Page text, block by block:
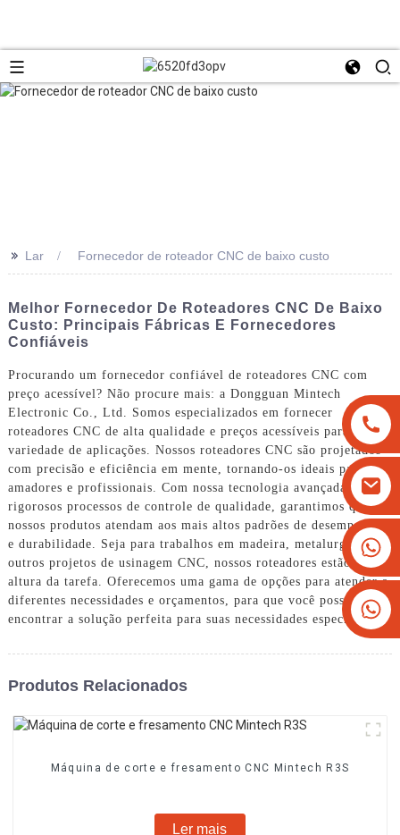
+8613825779334
+16266628193
>> Lar Fornecedor de roteador CNC de baixo custo
Melhor Fornecedor De Roteadores CNC De Baixo
Custo: Principais Fábricas E Fornecedores
Confiáveis
Procurando um fornecedor confiável de roteadores CNC com
preço acessível? Não procure mais: a Dongguan Mintech
Electronic Co., Ltd. Somos especializados em fornecer
roteadores CNC de alta qualidade e preços acessíveis para uma
variedade de aplicações. Nossos roteadores CNC são projetados
com precisão e eficiência em mente, tornando-os ideais para
amadores e profissionais. Com nossa tecnologia avançada e
rigorosos processos de controle de qualidade, garantimos que
nossos produtos atendam aos mais altos padrões de desempenho
e durabilidade. Seja para trabalhos em madeira, metalurgia ou
outros projetos de usinagem CNC, nossos roteadores estão à
altura da tarefa. Oferecemos uma gama de opções para atender a
diferentes necessidades e orçamentos, para que você possa
encontrar a solução perfeita para suas necessidades específicas.
Produtos Relacionados
Máquina de corte e fresamento CNC Mintech R3S
Ler mais